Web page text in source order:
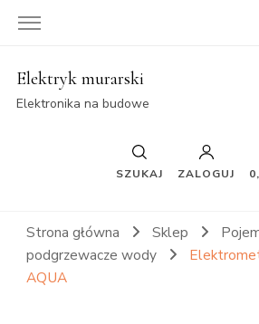
Elektryk murarski
Elektronika na budowe
SZUKAJ ZALOGUJ
Strona główna Sklep
podgrzewacze wody
AQUA